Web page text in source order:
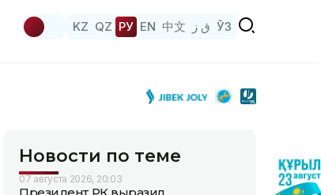
KZ QZ РУ EN 中文 ق ز ЎЗ
Новости по теме
07 августа 2026, 20:03